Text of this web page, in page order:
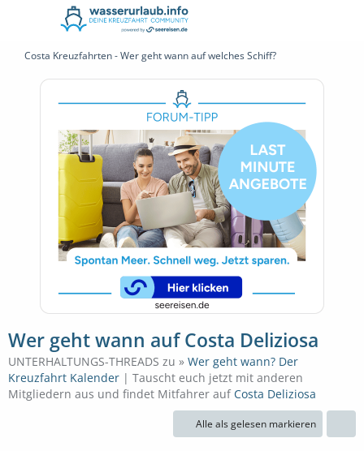
Costa Kreuzfahrten - Wer geht wann auf welches Schiff?
Wer geht wann auf Costa Deliziosa
UNTERHALTUNGS-THREADS zu » Wer geht wann? Der
Kreuzfahrt Kalender | Tauscht euch jetzt mit anderen
Mitgliedern aus und findet Mitfahrer aufCosta Deliziosa
Alle als gelesen markieren